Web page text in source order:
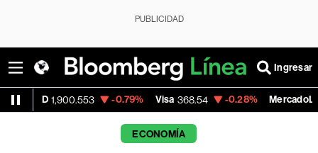
PUBLICIDAD
Ingresar
-0.79% Visa 368.54 -0.28% MercadoLibre 1,924.95
ECONOMÍA